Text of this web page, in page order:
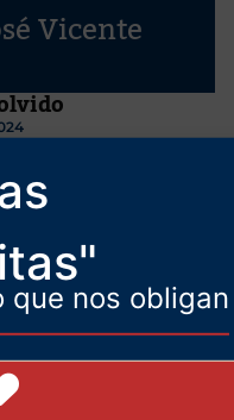
que nos obligan
Vicente
considerada
y que apenas